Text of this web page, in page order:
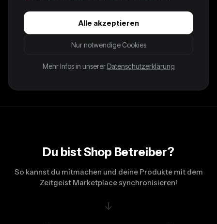
und kommt mit einem lockeren Schnitt. Die transparenten
Ärmel und der v-ausschnitt verleihen dem Look eine frische
Note. Aus 100% Polyester gefertigt, ist es leicht und
Rock, ist es super für eine Night Out oder einfach beim Get
Du bist Shop Betreiber?
So kannst du mitmachen und deine Produkte mit dem
Zeitgeist Marketplace synchronisieren!
↓
Alle akzeptieren
Nur notwendige Cookies
Mehr Infos in unserer Datenschutzerklärung